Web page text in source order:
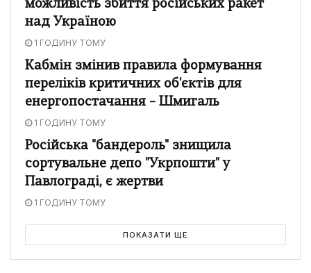
можливість збиття російських ракет
над Україною
1 ГОДИНУ ТОМУ
Кабмін змінив правила формування
переліків критичних об'єктів для
енергопостачання – Шмигаль
1 ГОДИНУ ТОМУ
Російська "бандероль" знищила
сортувальне депо "Укрпошти" у
Павлограді, є жертви
1 ГОДИНУ ТОМУ
ПОКАЗАТИ ЩЕ